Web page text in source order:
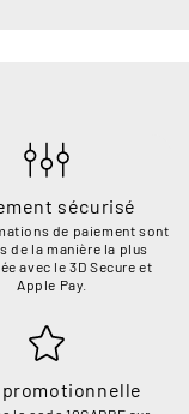
sécurisé
de paiement sont
de la manière la plus
avec le 3D Secure et
Apple Pay.